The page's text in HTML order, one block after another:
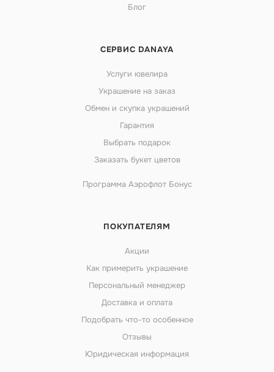
Блог
СЕРВИС DANAYA
Услуги ювелира
Украшение на заказ
Обмен и скупка украшений
Гарантия
Выбрать подарок
Заказать букет цветов
Программа Аэрофлот Бонус
ПОКУПАТЕЛЯМ
Акции
Как примерить украшение
Персональный менеджер
Доставка и оплата
Подобрать что-то особенное
Отзывы
Юридическая информация